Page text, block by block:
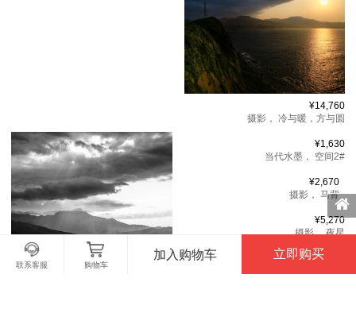
联系客服 购物车
加入购物车 立即购买
¥14,760
摄影， 冷与暖，方与圆
¥1,630
当代水墨，
空间2#
¥2,670
摄影， 马背
¥5,270
摄影， 夜星
¥10,470